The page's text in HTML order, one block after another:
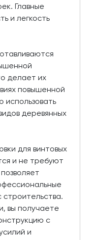
Главные
и легкость
делает их
повышенной
использовать
деревянных
для винтовых
и не требуют
строительства.
вы получаете
с
и